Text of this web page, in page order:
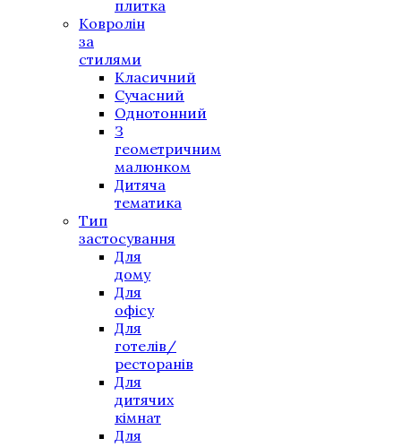
плитка
Ковролін
за
стилями
Класичний
Сучасний
Однотонний
З
геометричним
малюнком
Дитяча
тематика
Тип
застосування
Для
дому
Для
офісу
Для
готелів/
ресторанів
Для
дитячих
кімнат
Для